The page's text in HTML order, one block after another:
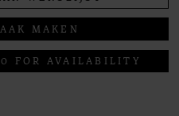
MAKEN
FOR AVAILABILITY